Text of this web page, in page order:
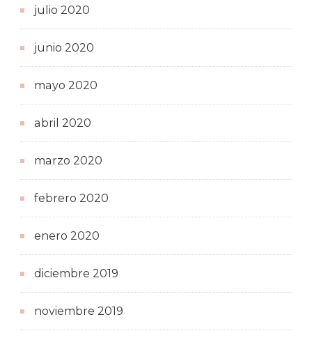
julio 2020
junio 2020
mayo 2020
abril 2020
marzo 2020
febrero 2020
enero 2020
diciembre 2019
noviembre 2019